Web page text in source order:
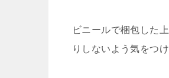
ビニールで梱包した
りしないよう気をつけ